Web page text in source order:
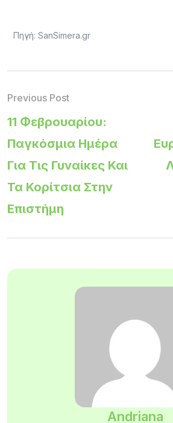
Πηγή: SanSimera.gr
Previous Post
11 Φεβρουαρίου:
Παγκόσμια Ημέρα
Για Τις Γυναίκες Και
Τα Κορίτσια Στην
Επιστήμη
Andriana